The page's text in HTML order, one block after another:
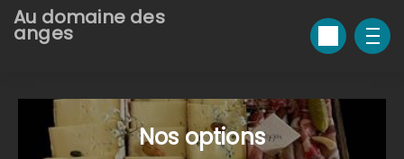
Au domaine des
anges
Nos options